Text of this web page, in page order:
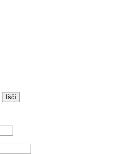
Išči